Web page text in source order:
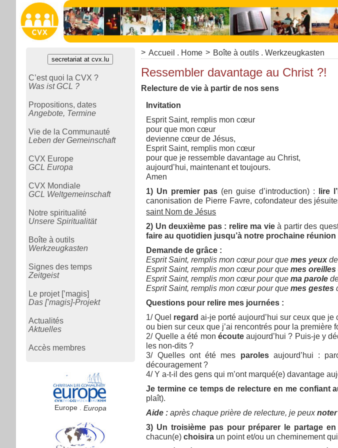
secretariat at cvx.lu
C’est quoi la CVX ?
Was ist GCL ?
Propositions, dates
Angebote, Termine
Vie de la Communauté
Leben der Gemeinschaft
CVX Europe
GCL Europa
CVX Mondiale
GCL Weltgemeinschaft
Notre spiritualité
Unsere Spiritualität
Boîte à outils
Werkzeugkasten
Signes des temps
Zeitgeist
Le projet [’magis]
Das [’magis]-Projekt
Actualités
Aktuelles
Accès membres
Europe . Europa
> Accueil . Home > Boîte à outils . Werkzeugkasten
Ressembler davantage au Christ ?!
Relecture de vie à partir de nos sens
Invitation
Esprit Saint, remplis mon cœur
pour que mon cœur
devienne cœur de Jésus,
Esprit Saint, remplis mon cœur
pour que je ressemble davantage au Christ,
aujourd’hui, maintenant et toujours.
Amen
1) Un premier pas (en guise d’introduction) : lire
canonisation de Pierre Favre, cofondateur des
saint Nom de Jésus
2) Un deuxième pas : relire ma vieà partir des
faire au quotidien jusqu’à notre prochaine réunion
Demande de grâce :
Esprit Saint, remplis mon cœur pour quemes yeux
Esprit Saint, remplis mon cœur pour quemes oreilles
Esprit Saint, remplis mon cœur pour quema parole
Esprit Saint, remplis mon cœur pour quemes gestes
Questions pour relire mes journées :
1/ Quel regard ai-je porté aujourd’hui sur ceux que
ou bien sur ceux que j’ai rencontrés pour la première
2/ Quelle a été mon écouteaujourd’hui ? Puis-je y
les non-dits ?
3/ Quelles ont été mes parolesaujourd’hui :
découragement ?
4/ Y a-t-il des gens qui m’ont marqué(e) davantage
Je termine ce temps de relecture en me confiant
plaît).
Aide : après chaque prière de relecture, je peuxnoter
3) Un troisième pas pour préparer le partage
chacun(e)choisira un point et/ou un cheminement